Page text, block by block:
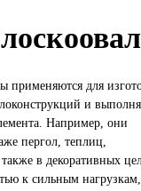
применяются для
и
Например, они
пергол, теплиц,
также в декоративных
к сильным